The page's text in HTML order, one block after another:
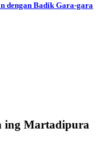
dengan Badik Gara-gara
ing Martadipura